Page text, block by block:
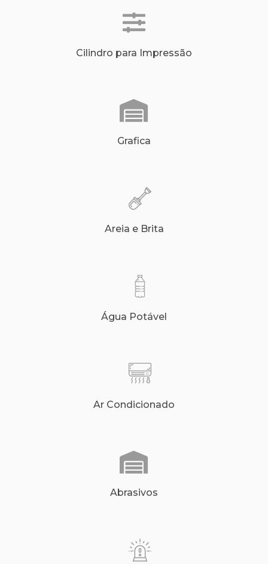
Cilindro para Impressão
Grafica
Areia e Brita
Água Potável
Ar Condicionado
Abrasivos